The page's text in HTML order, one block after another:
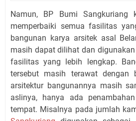
Namun, BP Bumi Sangkuriang
memperbaiki semua fasilitas
bangunan karya arsitek asal
masih dapat dilihat dan
fasilitas yang lebih lengkap.
tersebut masih terawat dengan
arsitektur bangunannya masih
aslinya, hanya ada
tempat. Misalnya pada jumlah